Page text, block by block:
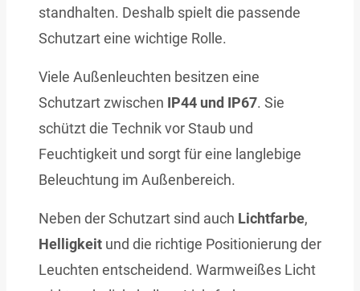
standhalten. Deshalb spielt die passende
Schutzart eine wichtige Rolle.
Viele Außenleuchten besitzen eine
Schutzart zwischen IP44 und IP67. Sie
schützt die Technik vor Staub und
Feuchtigkeit und sorgt für eine langlebige
Beleuchtung im Außenbereich.
Neben der Schutzart sind auch Lichtfarbe,
Helligkeit und die richtige Positionierung der
Leuchten entscheidend. Warmweißes Licht